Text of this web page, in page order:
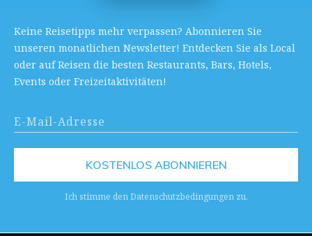
Keine Reisetipps mehr verpassen? Abonnieren Sie
unseren monatlichen Newsletter! Entdecken Sie als Local
oder auf Reisen die besten Restaurants, Bars, Hotels,
Events oder Freizeitaktivitäten!
KOSTENLOS ABONNIEREN
Ich stimme den Datenschutzbedingungen zu.